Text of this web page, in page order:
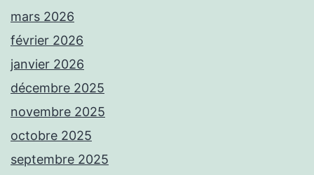
mars 2026
février 2026
janvier 2026
décembre 2025
novembre 2025
octobre 2025
septembre 2025